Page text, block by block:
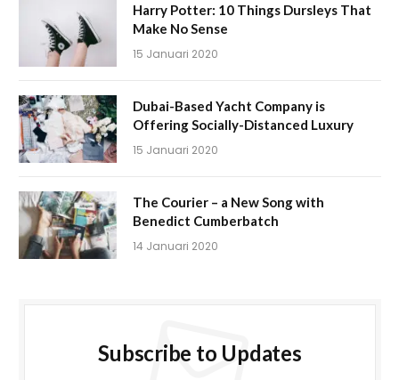
Harry Potter: 10 Things Dursleys That
Make No Sense
15 Januari 2020
Dubai-Based Yacht Company is
Offering Socially-Distanced Luxury
15 Januari 2020
The Courier – a New Song with
Benedict Cumberbatch
14 Januari 2020
Subscribe to Updates